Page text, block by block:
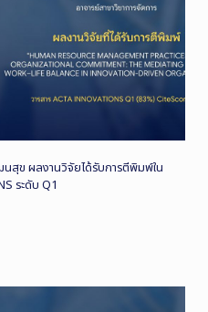
สุข ผลงานวิจัยได้รับการตีพิมพ์ใน
ระดับ Q1